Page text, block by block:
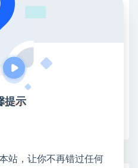
】
录】领取
送VIP
提示
站，让你不再错过任何